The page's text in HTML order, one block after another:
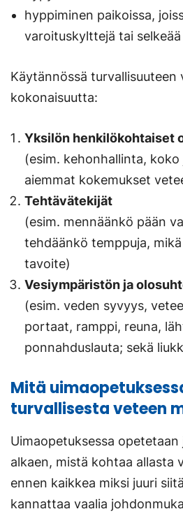
hyppiminen paikoissa,
varoituskylttejä tai
Käytännössä turvallisuuteen
kokonaisuutta:
Yksilön henkilökohtaiset
(esim. kehonhallinta,
aiemmat kokemukset
Tehtävätekijät
(esim. mennäänkö pään
tehdäänkö temppuja,
tavoite)
Vesiympäristön ja
(esim. veden syvyys,
portaat, ramppi, reuna,
ponnahduslauta; sekä
Mitä
turvallisesta veteen
Uimaopetuksessa opetetaan
alkaen, mistä kohtaa allasta
ennen kaikkea miksi juuri
kannattaa vaalia